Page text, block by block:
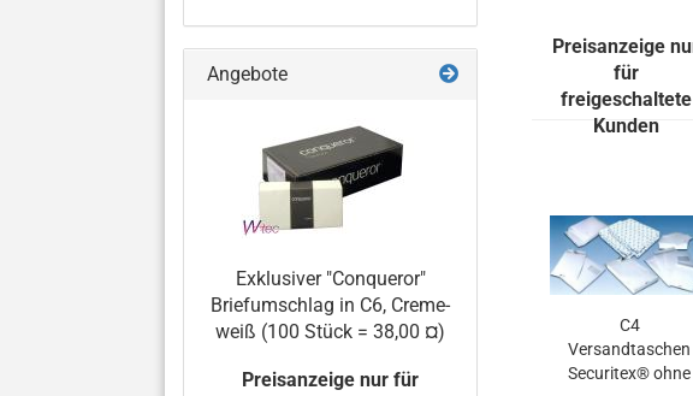
Preisanzeige
für
freigeschaltete
Kunden
C4
Versandtaschen
Securitex® ohne
Angebote
Exklusiver "Conqueror"
Briefumschlag in C6, Creme-
weiß (100 Stück = 38,00 ¤)
Preisanzeige nur für